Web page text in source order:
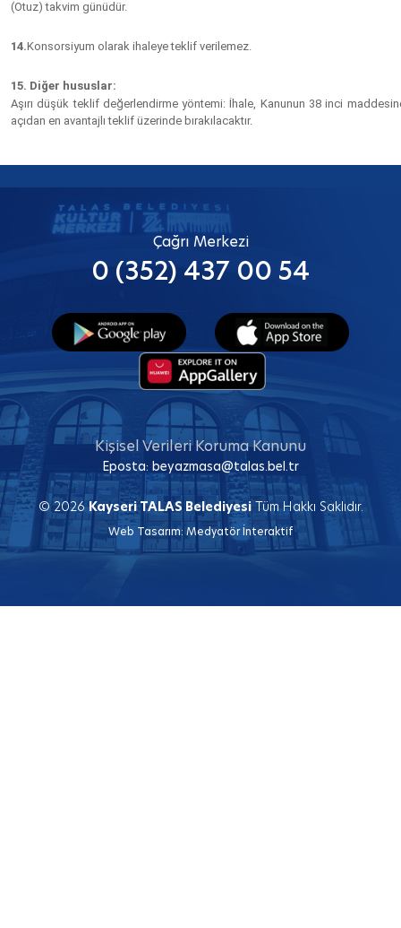
(Otuz) takvim günüdür.
14.Konsorsiyum olarak ihaleye teklif verilemez.
15. Diğer hususlar:
Aşırı düşük teklif değerlendirme yöntemi: İhale, Kanunun 38 inci
açıdan en avantajlı teklif üzerinde bırakılacaktır.
Çağrı Merkezi
0 (352) 437 00 54
Kişisel Verileri Koruma Kanunu
Eposta: beyazmasa@talas.bel.tr
© 2026Kayseri TALAS BelediyesiTüm Hakkı Saklıdır.
Web Tasarım:Medyatör İnteraktif